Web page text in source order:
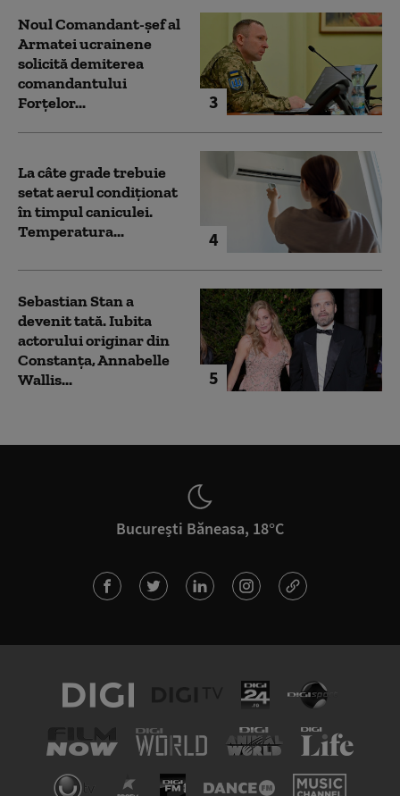
3
Noul Comandant-șef al
Armatei ucrainene
solicită demiterea
comandantului
Forțelor...
4
La câte grade trebuie
setat aerul condiționat
în timpul caniculei.
Temperatura...
5
Sebastian Stan a
devenit tată. Iubita
actorului originar din
Constanța, Annabelle
Wallis...
București Băneasa, 18°C